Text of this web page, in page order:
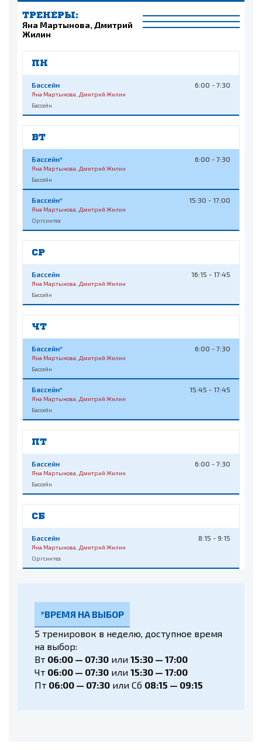
ТРЕНЕРЫ:
Яна Мартынова, Дмитрий
Жилин
ПН
Бассейн
Яна Мартынова, Дмитрий Жилин
6:00 - 7:30
Бассейн
ВТ
Бассейн*
Яна Мартынова, Дмитрий Жилин
6:00 - 7:30
Бассейн
Бассейн*
Яна Мартынова, Дмитрий Жилин
15:30 - 17:00
Оргсинтез
СР
Бассейн
Яна Мартынова, Дмитрий Жилин
16:15 - 17:45
Бассейн
ЧТ
Бассейн*
Яна Мартынова, Дмитрий Жилин
6:00 - 7:30
Бассейн
Бассейн*
Яна Мартынова, Дмитрий Жилин
15:45 - 17:45
Бассейн
ПТ
Бассейн
Яна Мартынова, Дмитрий Жилин
6:00 - 7:30
Бассейн
СБ
Бассейн
Яна Мартынова, Дмитрий Жилин
8:15 - 9:15
Оргсинтез
*ВРЕМЯ НА ВЫБОР
5 тренировок в неделю, доступное время
на выбор:
Вт 06:00 — 07:30 или 15:30 — 17:00
Чт 06:00 — 07:30 или 15:30 — 17:00
Пт 06:00 — 07:30 или Сб 08:15 — 09:15